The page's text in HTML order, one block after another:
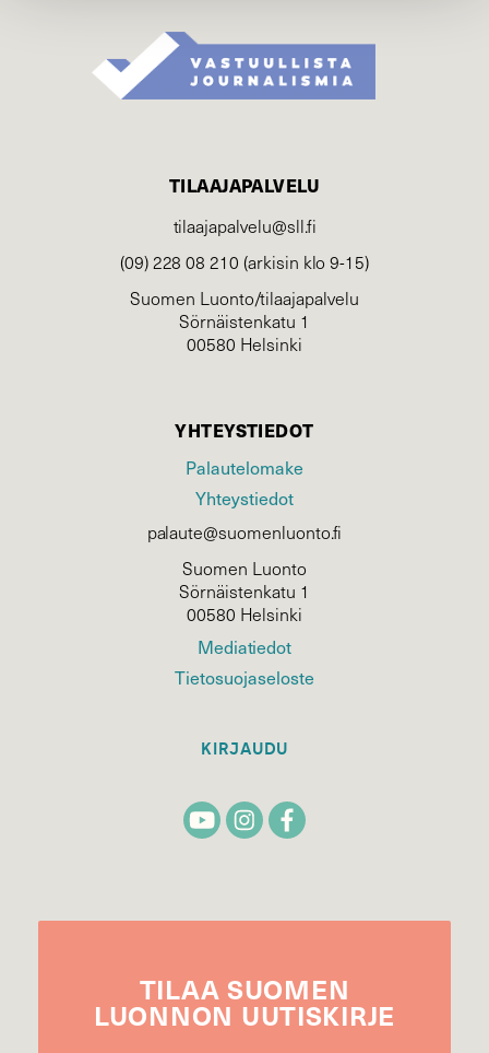
TILAAJAPALVELU
tilaajapalvelu@sll.fi
(09) 228 08 210 (arkisin klo 9-15)
Suomen Luonto/tilaajapalvelu
Sörnäistenkatu 1
00580 Helsinki
YHTEYSTIEDOT
Palautelomake
Yhteystiedot
palaute@suomenluonto.fi
Suomen Luonto
Sörnäistenkatu 1
00580 Helsinki
Mediatiedot
Tietosuojaseloste
KIRJAUDU
TILAA SUOMEN
LUONNON UUTIS­KIRJE